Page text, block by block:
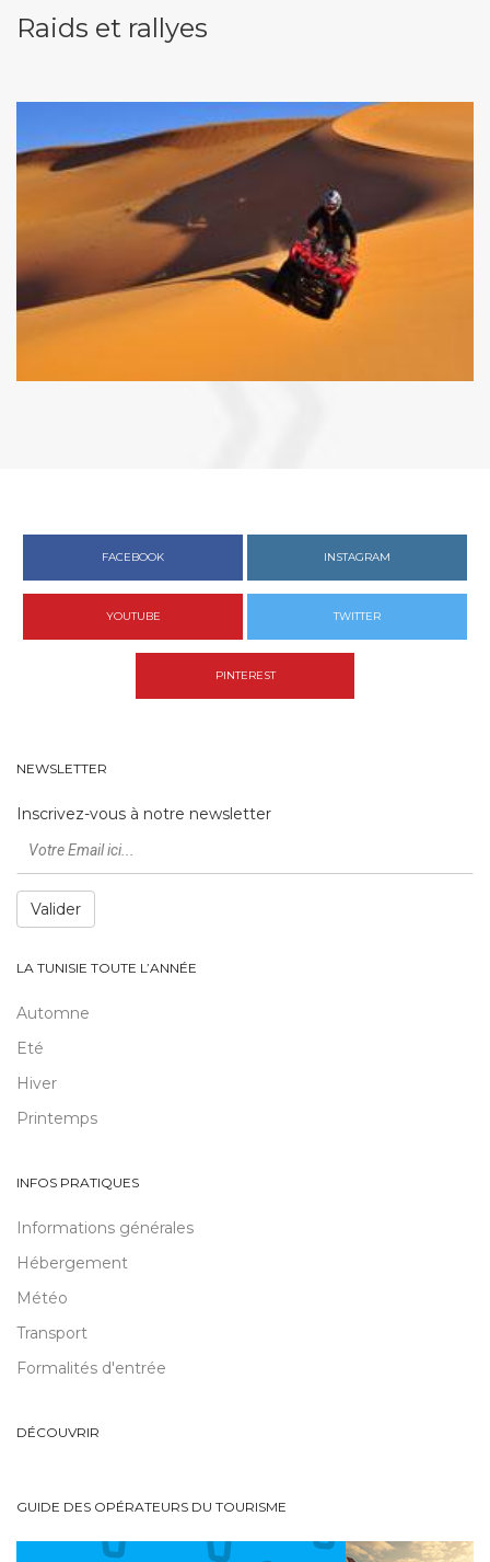
Raids et rallyes
FACEBOOK INSTAGRAM
YOUTUBE TWITTER
PINTEREST
NEWSLETTER
Inscrivez-vous à notre newsletter
Valider
LA TUNISIE TOUTE L’ANNÉE
Automne
Eté
Hiver
Printemps
INFOS PRATIQUES
Informations générales
Hébergement
Météo
Transport
Formalités d'entrée
DÉCOUVRIR
GUIDE DES OPÉRATEURS DU TOURISME